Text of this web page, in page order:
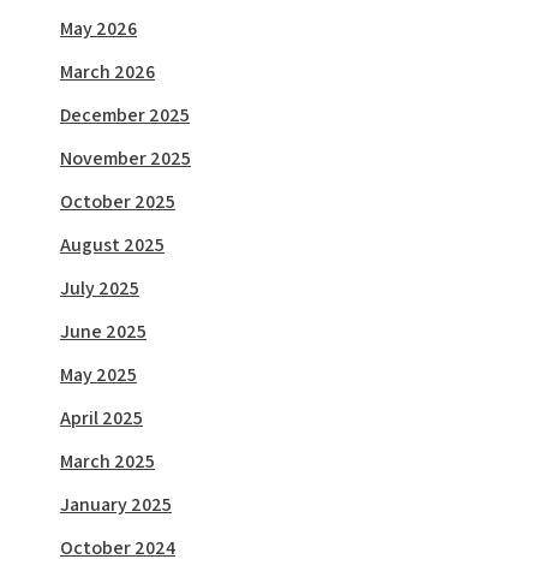
May 2026
March 2026
December 2025
November 2025
October 2025
August 2025
July 2025
June 2025
May 2025
April 2025
March 2025
January 2025
October 2024